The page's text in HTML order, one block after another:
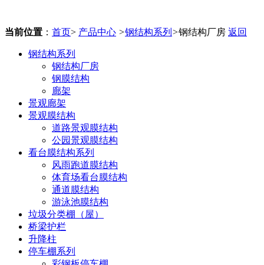
当前位置 ： 首页> 产品中心 >钢结构系列 >钢结构厂房 返回
钢结构系列
钢结构厂房
钢膜结构
廊架
景观廊架
景观膜结构
道路景观膜结构
公园景观膜结构
看台膜结构系列
风雨跑道膜结构
体育场看台膜结构
通道膜结构
游泳池膜结构
垃圾分类棚（屋）
桥梁护栏
升降柱
停车棚系列